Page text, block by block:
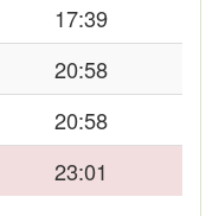
17:39
20:58
20:58
23:01